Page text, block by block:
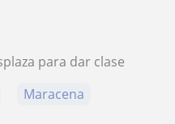
para dar clase
Maracena